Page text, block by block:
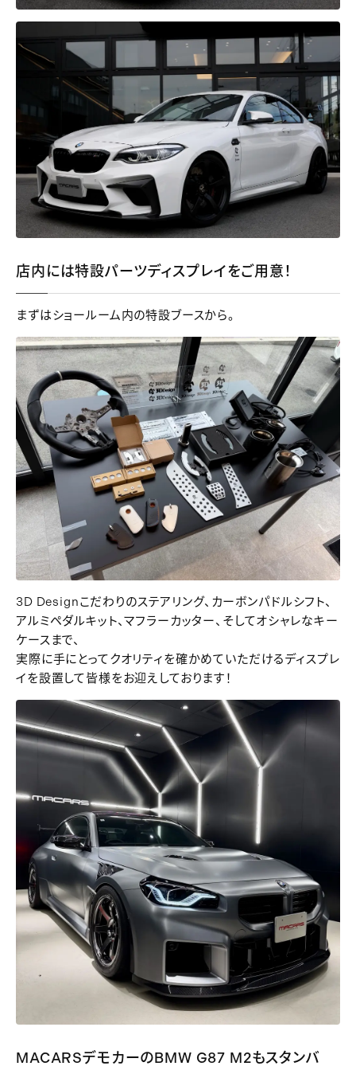
店内には特設パーツディスプレイをご用意！
まずはショールーム内の特設ブースから。
3D Designこだわりのステアリング、カーボンパドルシフト、
アルミペダルキット、マフラーカッター、そしてオシャレなキー
ケースまで、
実際に手にとってクオリティを確かめていただけるディスプレ
イを設置して皆様をお迎えしております！
MACARSデモカーのBMW G87 M2もスタンバ